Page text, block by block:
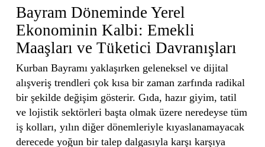
Bayram Döneminde Yerel
Ekonominin Kalbi: Emekli
Maaşları ve Tüketici Davranışları
Kurban Bayramı yaklaşırken geleneksel ve dijital
alışveriş trendleri çok kısa bir zaman zarfında radikal
bir şekilde değişim gösterir. Gıda, hazır giyim, tatil
ve lojistik sektörleri başta olmak üzere neredeyse tüm
iş kolları, yılın diğer dönemleriyle kıyaslanamayacak
derecede yoğun bir talep dalgasıyla karşı karşıya